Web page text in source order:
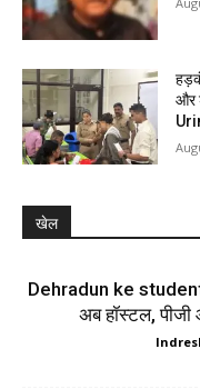
और
खेल
Dehradun ke
अब हॉस्टल,